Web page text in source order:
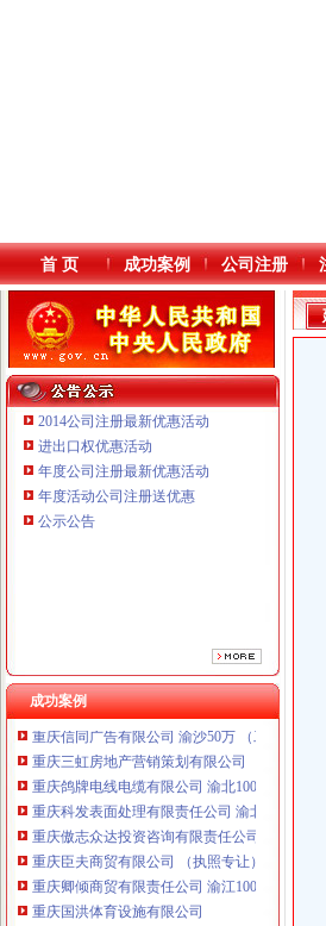
本站导航
首 页 成功案例 公司注册
2014公司注册最新优惠活动
进出口权优惠活动
年度公司注册最新优惠活动
年度活动公司注册送优惠
公示公告
成功案例
重庆鸽牌电线电缆有限公司 渝北10010万 (进出
重庆科发表面处理有限责任公司 渝北800万 （
重庆傲志众达投资咨询有限责任公司 渝九
重庆海谛升进出口贸易有限公司 渝北100万 （
重庆奕欣锦诚商贸有限公司 渝九50万 （工商注
重庆信同广告有限公司 渝沙50万 （工商注册）
重庆三虹房地产营销策划有限公司
重庆鸽牌电线电缆有限公司 渝北10010万 (进出
重庆科发表面处理有限责任公司 渝北800万 （
重庆傲志众达投资咨询有限责任公司 渝九1000
重庆臣夫商贸有限公司 （执照专让）
重庆卿倾商贸有限责任公司 渝江100万 （工商
重庆国洪体育设施有限公司
重庆星竣贸易有限责任公司 渝中100万 （进出